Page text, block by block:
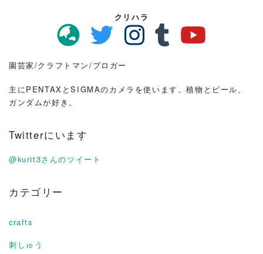
クリハラ
園芸家/クラフトマン/ブロガー
主にPENTAXとSIGMAのカメラを使います。植物とビール、
ガンダムが好き。
Twitterにいます
@kurit3さんのツイート
カテゴリー
crafts
刺しゅう